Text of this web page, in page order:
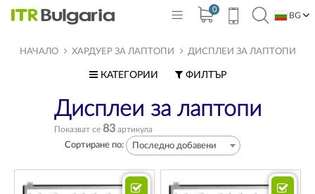
0
BG
НАЧАЛО ХАРДУЕР ЗА ЛАПТОПИ ДИСПЛЕИ ЗА ЛАПТОПИ
КАТЕГОРИИ ФИЛТЪР
Дисплеи за лаптопи
Показват се 83артикула
Сортиране по: Последно добавени